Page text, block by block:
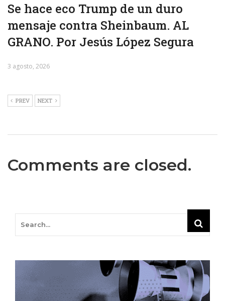
Se hace eco Trump de un duro
mensaje contra Sheinbaum. AL
GRANO. Por Jesús López Segura
3 agosto, 2026
PREV NEXT
Comments are closed.